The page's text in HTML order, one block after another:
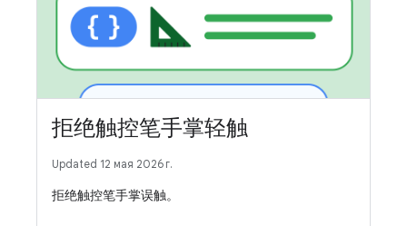
拒绝触控笔手掌轻触
Updated 12 мая 2026 г.
拒绝触控笔手掌误触。